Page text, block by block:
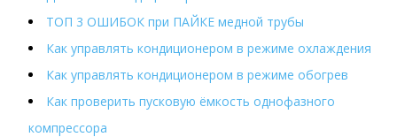
ТОП 3 ОШИБОК при ПАЙКЕ медной трубы
Как управлять кондиционером в режиме охлаждения
Как управлять кондиционером в режиме обогрев
Как проверить пусковую ёмкость однофазного
компрессора